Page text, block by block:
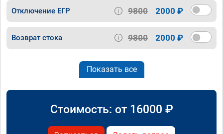
Отключение ЕГР 9800 2000 ₽
Возврат стока 9800 2000 ₽
Показать все
Стоимость: от 16000 ₽